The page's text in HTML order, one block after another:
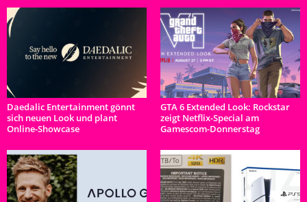
Daedalic Entertainment gönnt
sich neuen Look und plant
Online-Showcase
GTA 6 Extended Look: Rockstar
zeigt Netflix-Special am
Gamescom-Donnerstag